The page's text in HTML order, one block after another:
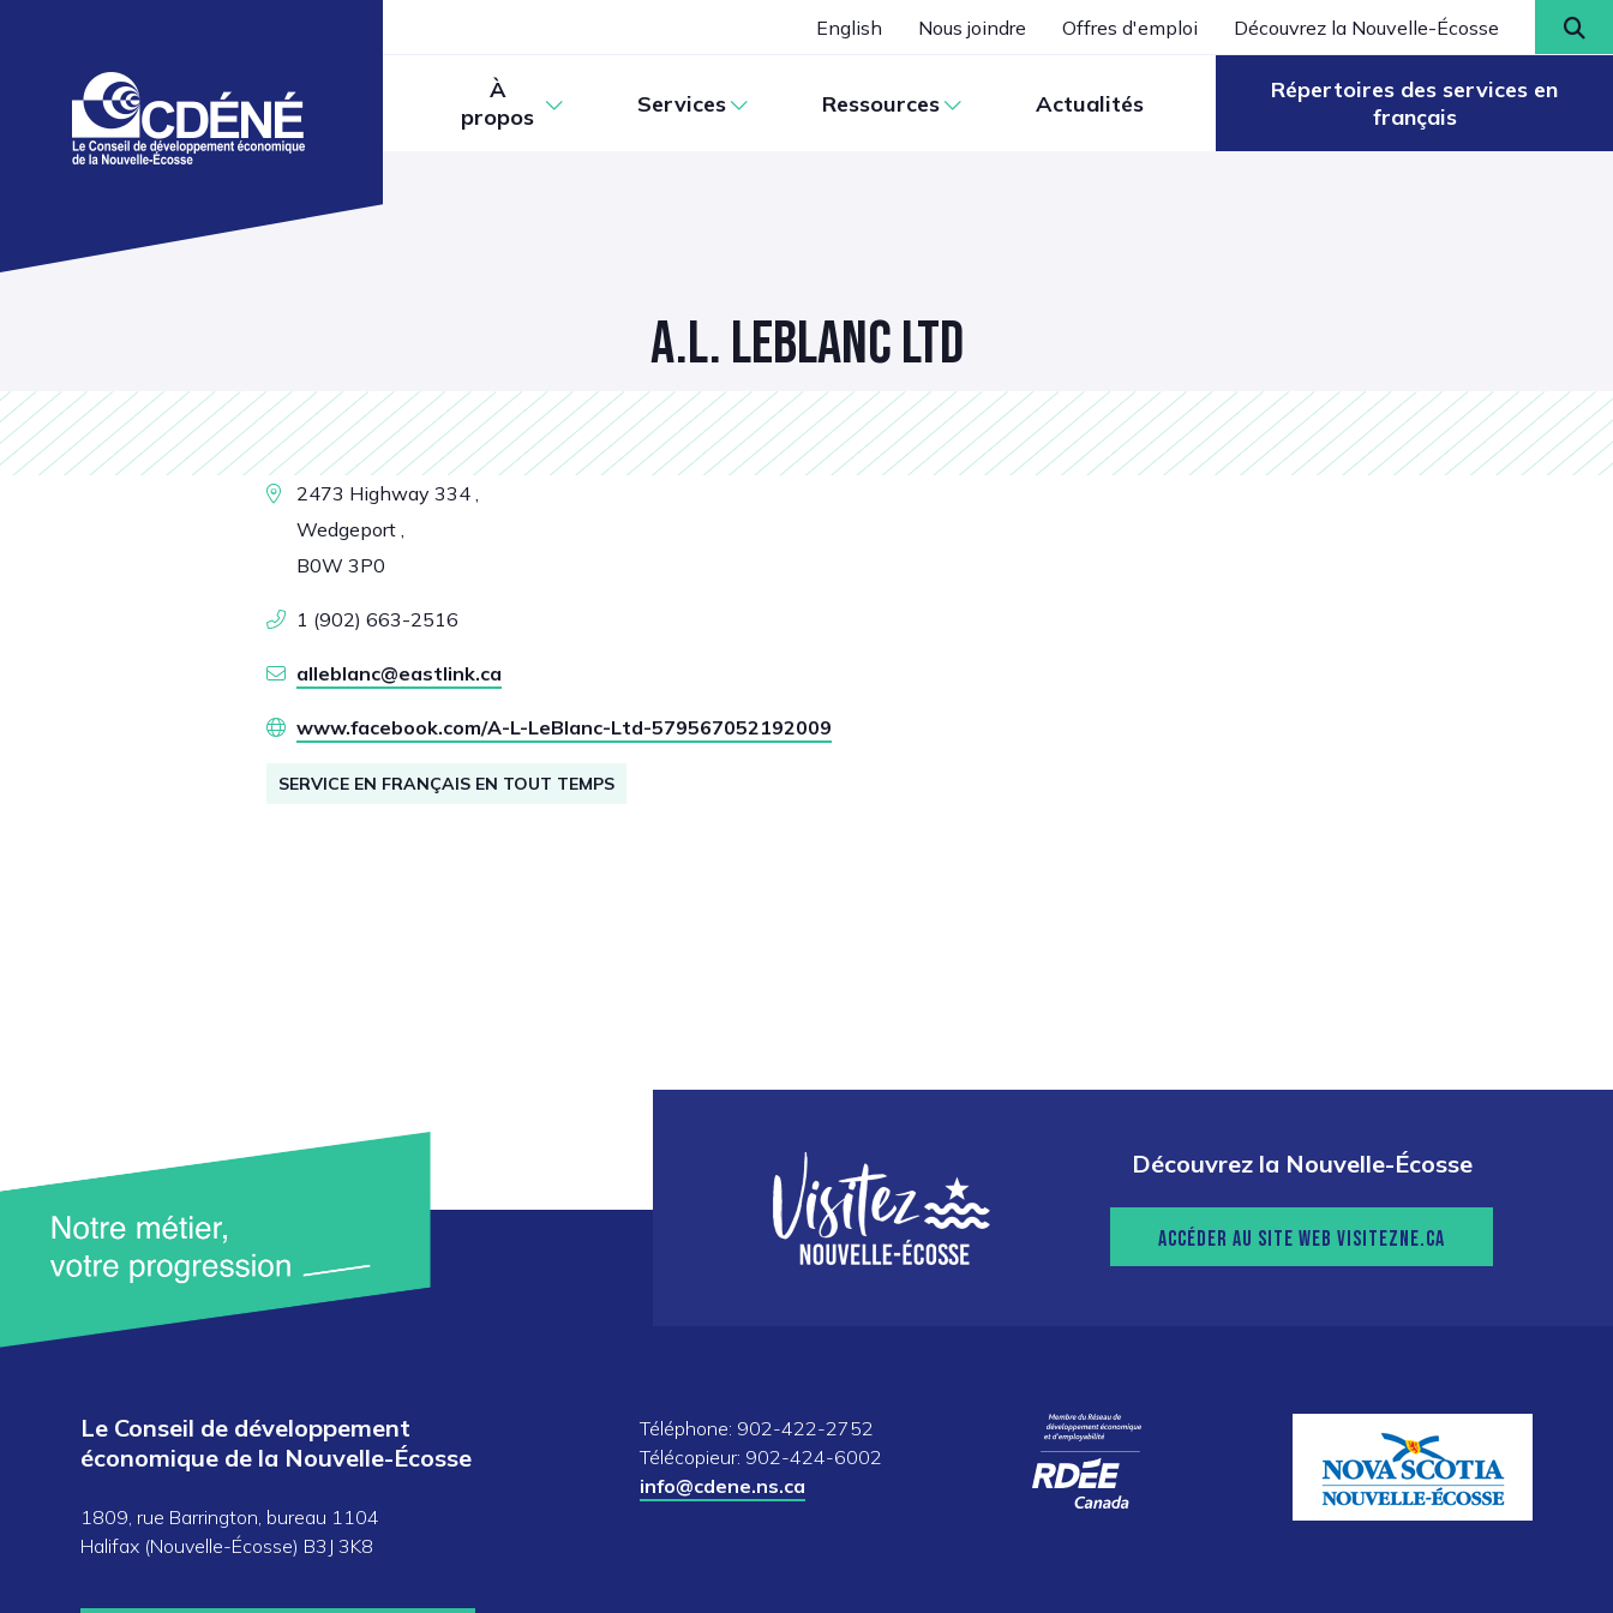
English Nous joindre Offres d'emploi Découvrez la Nouvelle-Écosse
À
propos
Services Ressources Actualités
Répertoires des services en
français
A.L. LEBLANC LTD
2473 Highway 334 ,
Wedgeport ,
B0W 3P0
1 (902) 663-2516
alleblanc@eastlink.ca
www.facebook.com/A-L-LeBlanc-Ltd-579567052192009
SERVICE EN FRANÇAIS EN TOUT TEMPS
Découvrez la Nouvelle-Écosse
ACCÉDER AU SITE WEB VISITEZNE.CA
Le Conseil de développement
économique de la Nouvelle-Écosse
1809, rue Barrington, bureau 1104
Halifax (Nouvelle-Écosse) B3J 3K8
Téléphone: 902-422-2752
Télécopieur: 902-424-6002
info@cdene.ns.ca